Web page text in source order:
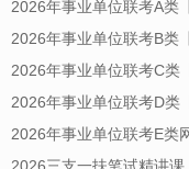
2026年事业单位联考A类
2026年事业单位联考B类
2026年事业单位联考C类
2026年事业单位联考D类
2026年事业单位联考E类